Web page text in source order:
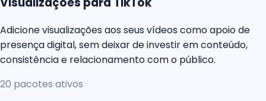
Adicione visualizações aos seus vídeos como apoio de
presença digital, sem deixar de investir em conteúdo,
consistência e relacionamento com o público.
20 pacotes ativos